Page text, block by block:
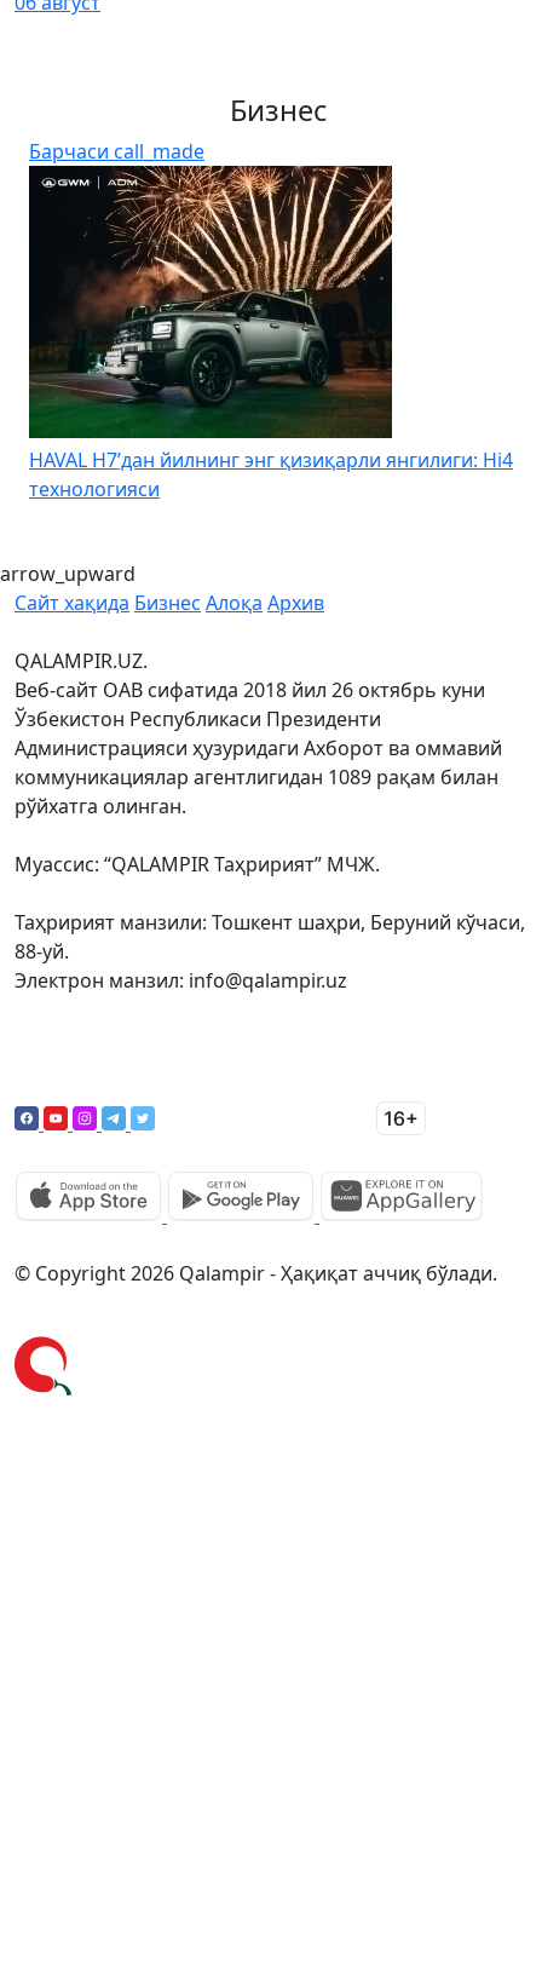
Бизнес
Барчаси call_made
HAVAL H7’дан йилнинг энг қизиқарли янгилиги: Hi4
технологияси
arrow_upward
Сайт хақида Бизнес Алоқа Архив
QALAMPIR.UZ.
Веб-сайт ОАВ сифатида 2018 йил 26 октябрь куни
Ўзбекистон Республикаси Президенти
Администрацияси ҳузуридаги Ахборот ва оммавий
коммуникациялар агентлигидан 1089 рақам билан
рўйхатга олинган.
Муассис: “QALAMPIR Таҳририят” МЧЖ.
Таҳририят манзили: Тошкент шаҳри, Беруний кўчаси,
88-уй.
Электрон манзил: info@qalampir.uz
© Copyright 2026 Qalampir - Ҳақиқат аччиқ бўлади.